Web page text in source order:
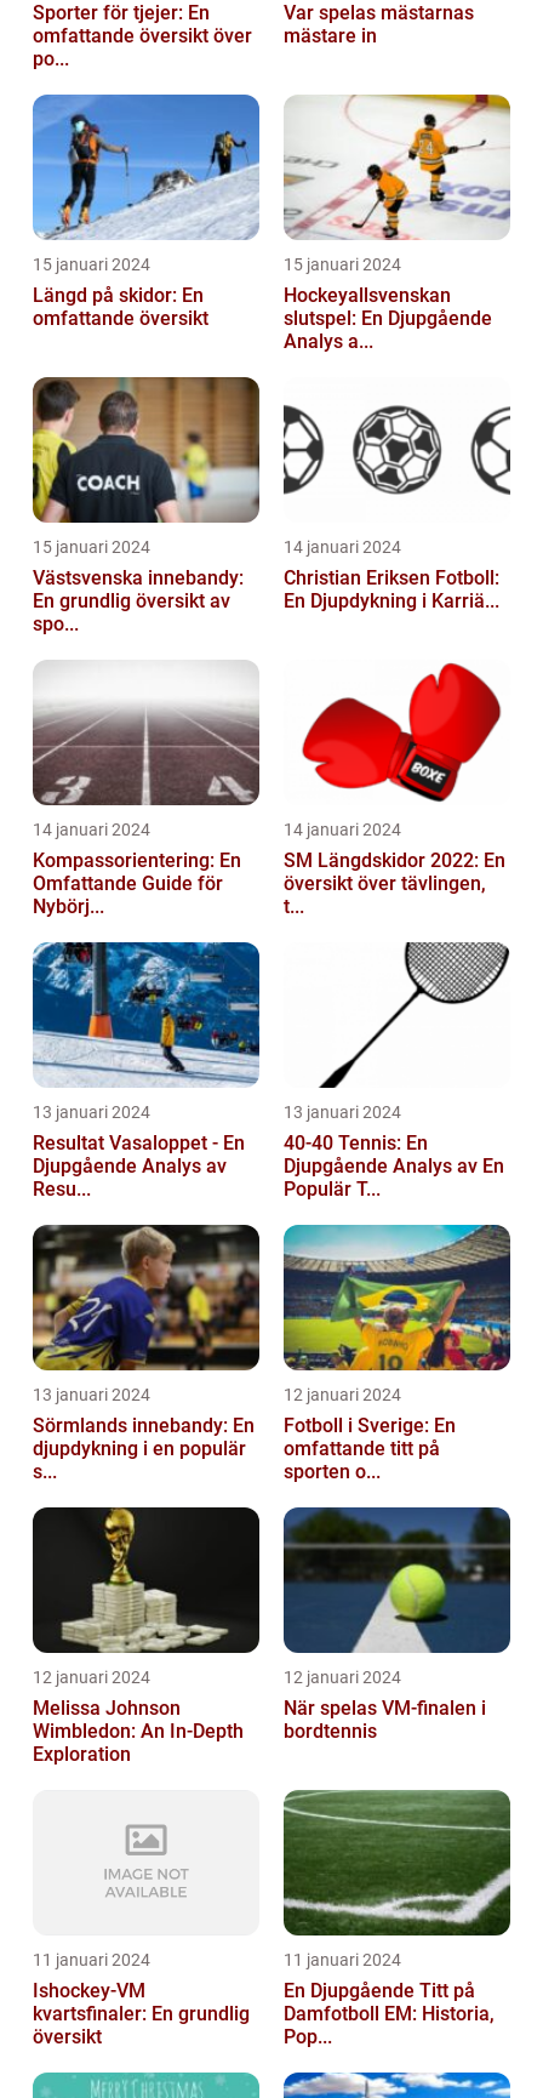
Sporter för tjejer: En
omfattande översikt över
po...
Var spelas mästarnas
mästare in
15 januari 2024
Längd på skidor: En
omfattande översikt
15 januari 2024
Hockeyallsvenskan
slutspel: En Djupgående
Analys a...
15 januari 2024
Västsvenska innebandy:
En grundlig översikt av
spo...
14 januari 2024
Christian Eriksen Fotboll:
En Djupdykning i Karriä...
14 januari 2024
Kompassorientering: En
Omfattande Guide för
Nybörj...
14 januari 2024
SM Längdskidor 2022: En
översikt över tävlingen,
t...
13 januari 2024
Resultat Vasaloppet - En
Djupgående Analys av
Resu...
13 januari 2024
40-40 Tennis: En
Djupgående Analys av En
Populär T...
13 januari 2024
Sörmlands innebandy: En
djupdykning i en populär
s...
12 januari 2024
Fotboll i Sverige: En
omfattande titt på
sporten o...
12 januari 2024
Melissa Johnson
Wimbledon: An In-Depth
Exploration
12 januari 2024
När spelas VM-finalen i
bordtennis
11 januari 2024
Ishockey-VM
kvartsfinaler: En grundlig
översikt
11 januari 2024
En Djupgående Titt på
Damfotboll EM: Historia,
Pop...